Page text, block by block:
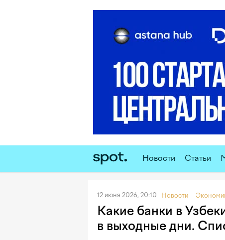
Новости Статьи
12 июня 2026, 20:10 Новости
Какие банки в
в выходные дни.